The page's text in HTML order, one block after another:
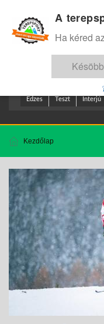
Edzes Teszt Interjú
Kezdőlap
A
Ha kéred
Késöbb